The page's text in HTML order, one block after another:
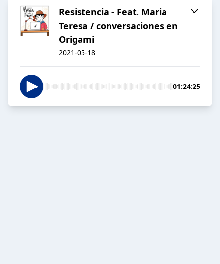
Resistencia - Feat. Maria
Teresa / conversaciones en
Origami
2021-05-18
01:24:25